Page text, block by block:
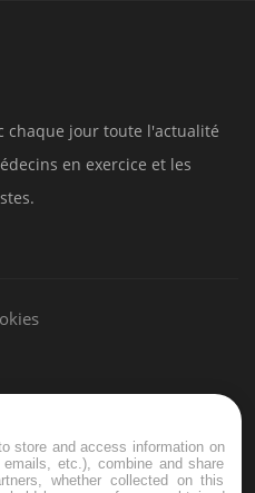
chaque jour toute l'actualité
en exercice et les
store and access information on
etc.), combine and share
whether collected on this